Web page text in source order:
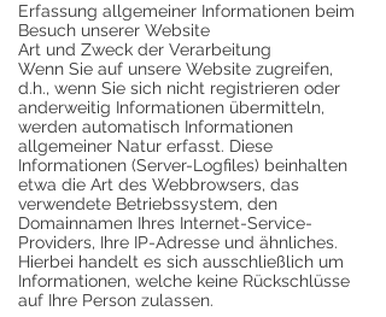
Erfassung allgemeiner Informationen beim
Besuch unserer Website
Art und Zweck der Verarbeitung
Wenn Sie auf unsere Website zugreifen,
d.h., wenn Sie sich nicht registrieren oder
anderweitig Informationen übermitteln,
werden automatisch Informationen
allgemeiner Natur erfasst. Diese
Informationen (Server-Logfiles) beinhalten
etwa die Art des Webbrowsers, das
verwendete Betriebssystem, den
Domainnamen Ihres Internet-Service-
Providers, Ihre IP-Adresse und ähnliches.
Hierbei handelt es sich ausschließlich um
Informationen, welche keine Rückschlüsse
auf Ihre Person zulassen.